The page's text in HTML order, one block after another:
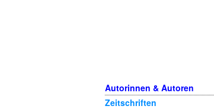
Autorinnen & Autoren
Zeitschriften